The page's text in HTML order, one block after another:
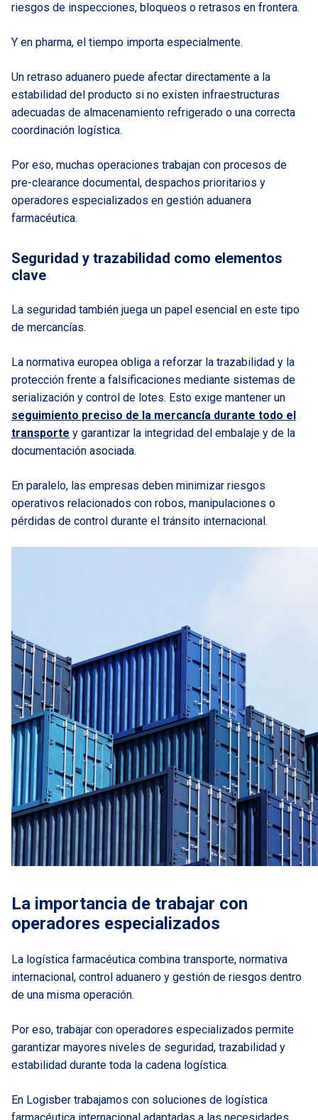
riesgos de inspecciones, bloqueos o retrasos en frontera.
Y en pharma, el tiempo importa especialmente.
Un retraso aduanero puede afectar directamente a la
estabilidad del producto si no existen infraestructuras
adecuadas de almacenamiento refrigerado o una correcta
coordinación logística.
Por eso, muchas operaciones trabajan con procesos de
pre-clearance documental, despachos prioritarios y
operadores especializados en gestión aduanera
farmacéutica.
Seguridad y trazabilidad como elementos
clave
La seguridad también juega un papel esencial en este tipo
de mercancías.
La normativa europea obliga a reforzar la trazabilidad y la
protección frente a falsificaciones mediante sistemas de
serialización y control de lotes. Esto exige mantener un
seguimiento preciso de la mercancía durante todo el
transporte y garantizar la integridad del embalaje y de la
documentación asociada.
En paralelo, las empresas deben minimizar riesgos
operativos relacionados con robos, manipulaciones o
pérdidas de control durante el tránsito internacional.
La importancia de trabajar con
operadores especializados
La logística farmacéutica combina transporte, normativa
internacional, control aduanero y gestión de riesgos dentro
de una misma operación.
Por eso, trabajar con operadores especializados permite
garantizar mayores niveles de seguridad, trazabilidad y
estabilidad durante toda la cadena logística.
En Logisber trabajamos con soluciones de logística